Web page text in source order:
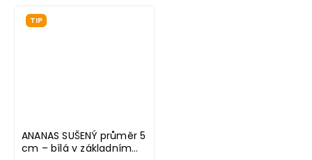
TIP
ANANAS SUŠENÝ průměr 5
cm – bílá v základním